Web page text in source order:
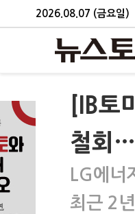
2026.08.07 (금요일)
[IB
철회
LG에너
최근 2